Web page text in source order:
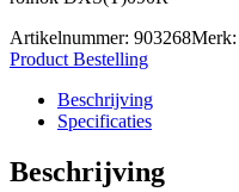
Artikelnummer: 903268Merk:
Product Bestelling
Beschrijving
Specificaties
Beschrijving